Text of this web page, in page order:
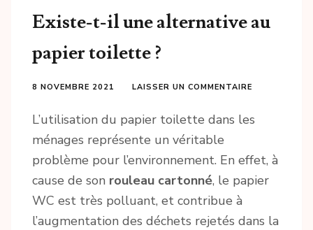
Existe-t-il une alternative au
papier toilette ?
8 NOVEMBRE 2021 LAISSER UN COMMENTAIRE
L’utilisation du papier toilette dans les
ménages représente un véritable
problème pour l’environnement. En effet, à
cause de son rouleau cartonné, le papier
WC est très polluant, et contribue à
l’augmentation des déchets rejetés dans la